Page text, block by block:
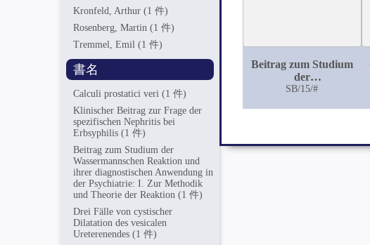
Kronfeld, Arthur(1 件)
Rosenberg, Martin(1 件)
Tremmel, Emil(1 件)
書名
Calculi prostatici veri(1 件)
Klinischer Beitrag zur Frage der
spezifischen Nephritis bei
Erbsyphilis(1 件)
Beitrag zum Studium der
Wassermannschen Reaktion und
ihrer diagnostischen Anwendung in
der Psychiatrie: I. Zur Methodik
und Theorie der Reaktion(1 件)
Drei Fälle von cystischer
Dilatation des vesicalen
Ureterenendes(1 件)
Beitrag zum Studium
der
Wassermannschen
Methodik und
SB/15/#